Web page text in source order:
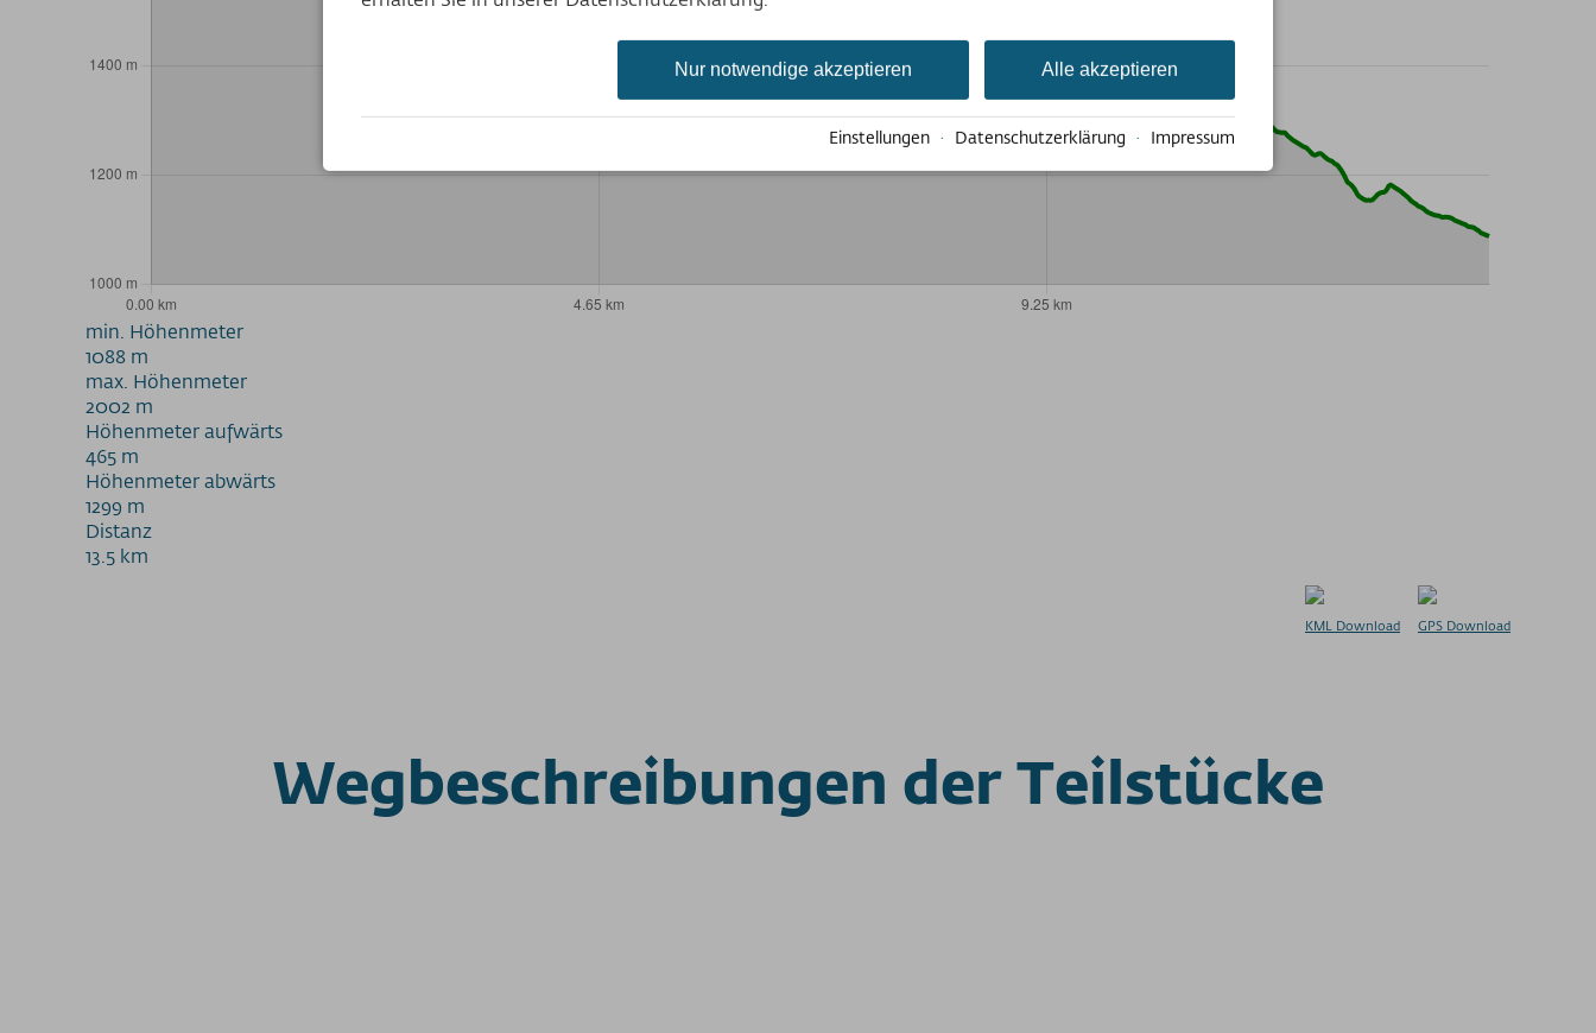
min. Höhenmeter
1088 m
max. Höhenmeter
2002 m
Höhenmeter aufwärts
465 m
Höhenmeter abwärts
1299 m
Distanz
13.5 km
GPS Download
KML Download
Wegbeschreibungen der Teilstücke
Alle akzeptieren
Nur notwendige akzeptieren
Einstellungen · Datenschutzerklärung · Impressum